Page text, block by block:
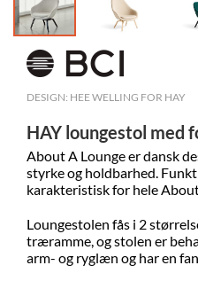
DESIGN: HEE WELLING FOR HAY
HAY loungestol
About A Loungeer dansk
styrke og holdbarhed. F
karakteristisk for hele
Loungestolen fås i 2
træramme, og stolen er
arm- og ryglæn og har en